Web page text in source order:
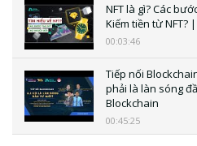
NFT là gì? Các
Kiếm tiền từ NFT?
00:03:46
Tiếp nối
phải là làn sóng
Blockchain
00:45:25